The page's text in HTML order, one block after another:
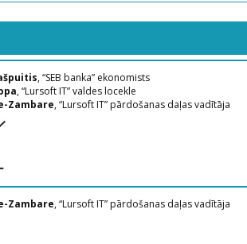
, “SEB banka” ekonomists
, “Lursoft IT” valdes locekle
Zambare, “Lursoft IT” pārdošanas daļas vadītāja
Zambare, “Lursoft IT” pārdošanas daļas vadītāja